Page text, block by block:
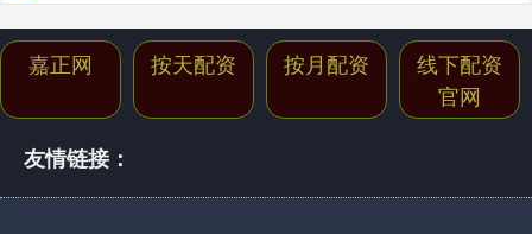
嘉正网 按天配资 按月配资
线下配资
官网
友情链接：